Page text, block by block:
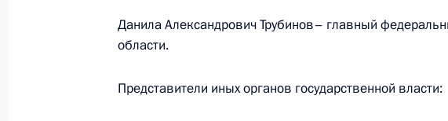
конференц-связи жителя Вологодской области,
Данила Александрович Трубинов– главный
области.
Представители иных органов государственной власти: